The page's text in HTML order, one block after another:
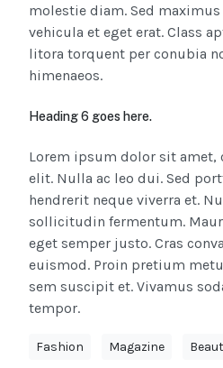
molestie diam. Sed
vehicula et eget erat. Class
litora torquent per conubia
himenaeos.
Heading 6 goes here.
Lorem ipsum dolor sit amet,
elit. Nulla ac leo dui. Sed
hendrerit neque viverra et.
sollicitudin fermentum.
eget semper justo. Cras
euismod. Proin pretium
sem suscipit et. Vivamus
tempor.
Fashion Magazine